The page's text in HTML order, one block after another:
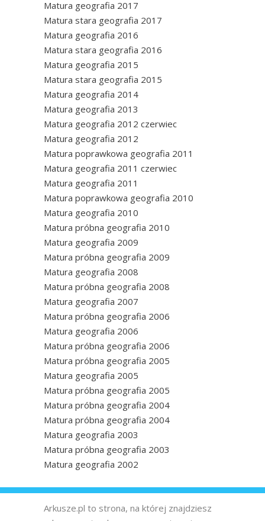
Matura geografia 2017
Matura stara geografia 2017
Matura geografia 2016
Matura stara geografia 2016
Matura geografia 2015
Matura stara geografia 2015
Matura geografia 2014
Matura geografia 2013
Matura geografia 2012 czerwiec
Matura geografia 2012
Matura poprawkowa geografia 2011
Matura geografia 2011 czerwiec
Matura geografia 2011
Matura poprawkowa geografia 2010
Matura geografia 2010
Matura próbna geografia 2010
Matura geografia 2009
Matura próbna geografia 2009
Matura geografia 2008
Matura próbna geografia 2008
Matura geografia 2007
Matura próbna geografia 2006
Matura geografia 2006
Matura próbna geografia 2006
Matura próbna geografia 2005
Matura geografia 2005
Matura próbna geografia 2005
Matura próbna geografia 2004
Matura próbna geografia 2004
Matura geografia 2003
Matura próbna geografia 2003
Matura geografia 2002
Arkusze.pl to strona, na której znajdziesz